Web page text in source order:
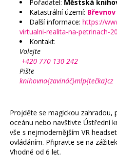
Pořadatel: Městská
Katastrální území: Břevnov
Další informace: https://
virtualni-realita-na-petrinach-
Kontakt:
Volejte
+420 770 130 242
Pište
knihovna{zavináč}mlp{tečka}cz
Projděte se magickou zahradou,
oceánu nebo navštivte Ústřední
vše s nejmodernějším VR
ovládáním. Připravte se na
Vhodné od 6 let.